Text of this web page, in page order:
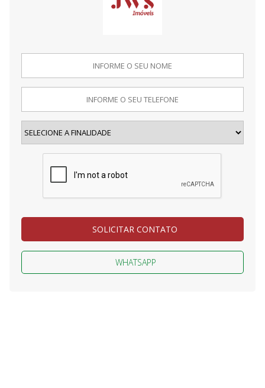
SOLICITAR CONTATO
WHATSAPP